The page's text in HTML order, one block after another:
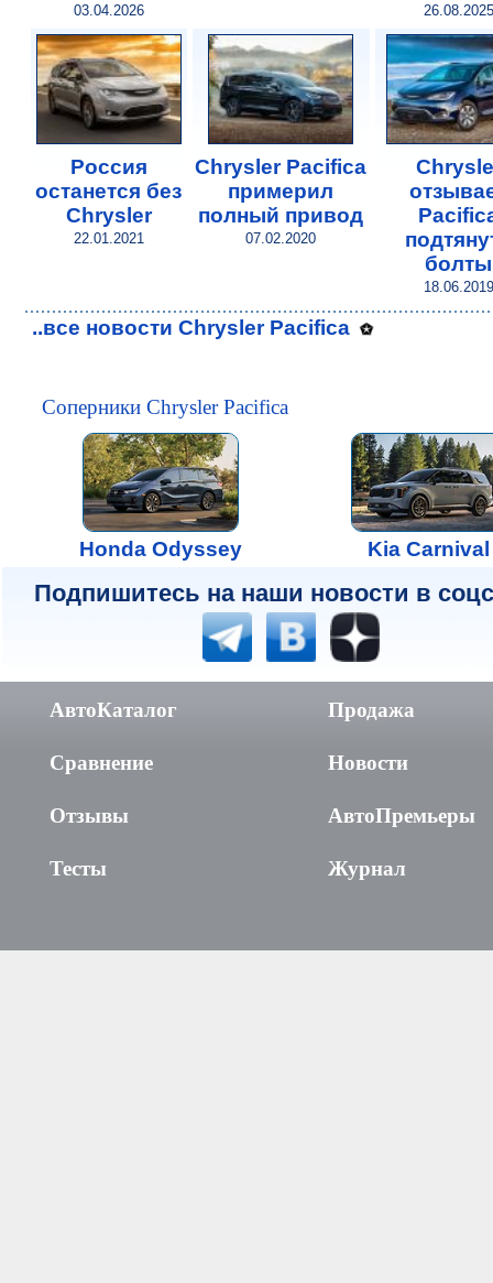
03.04.2026 26.08.2025
Россия
останется без
Chrysler
22.01.2021
Chrysler Pacifica
примерил
полный привод
07.02.2020
болты
18.06.2019
..все новости Chrysler Pacifica
Соперники Chrysler Pacifica
Honda Odyssey Kia Carnival
Подпишитесь на наши новости в
АвтоКаталог
Сравнение
Отзывы
Тесты
Продажа
Новости
АвтоПремьеры
Журнал